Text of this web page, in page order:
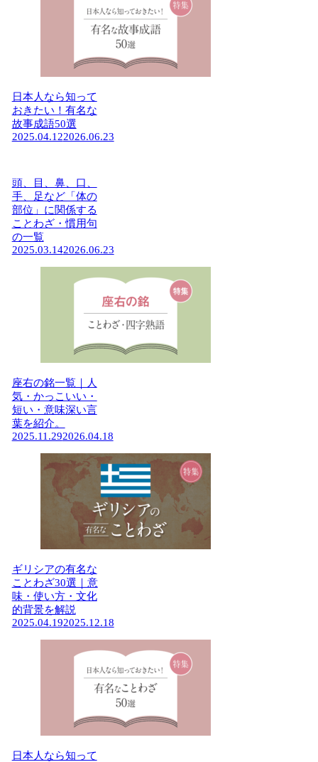
日本人なら知って
おきたい！有名な
故事成語50選
2025.04.122026.06.23
頭、目、鼻、口、
手、足など「体の
部位」に関係する
ことわざ・慣用句
の一覧
2025.03.142026.06.23
座右の銘一覧｜人
気・かっこいい・
短い・意味深い言
葉を紹介。
2025.11.292026.04.18
ギリシアの有名な
ことわざ30選｜意
味・使い方・文化
的背景を解説
2025.04.192025.12.18
日本人なら知って